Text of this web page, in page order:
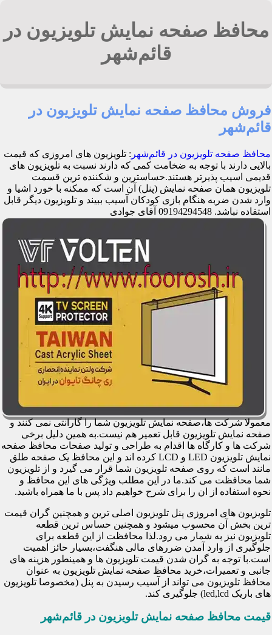
محافظ صفحه نمایش تلویزیون در
قائم‌شهر
فروش محافظ صفحه نمایش تلویزیون در
قائم‌شهر
محافظ صفحه تلویزیون در قائم‌شهر : تلویزیون های امروزی که قیمت
بالایی دارند با توجه به ضخامت کمی که دارند نسبت به تلویزیون های
قدیمی اسیب پذیرتر هستند.حساسترین و شکننده ترین قسمت
تلویزیون همان صفحه نمایش (پنل) آن است که ممکنه با خورد اشیا و
وارد شدن ضربه هنگام بازی کودکان آسیب ببیند و تلویزیون دیگر قابل
استفاده نباشد. 09194294548 آقای جوادی
معمولا شرکت ها،صفحه نمایش تلویزیون شما را گارانتی نمی کنند و
صفحه نمایش تلویزیون قابل تعمیر هم نیست.به همین دلیل برخی
شرکت ها و کارگاه ها اقدام به طراحی و تولید صفحات محافظ صفحه
نمایش تلویزیون LED و LCD کرده اند و این محافظ یک صفحه طلق
مانند است که روی صفحه تلویزیون شما قرار می گیرد و از تلویزیون
شما محافظت می کند.ما در این مطلب ویژگی های این محافظ و
نحوه استفاده از ان را برای شرح خواهیم داد پس با ما همراه باشید.
تلویزیون های امروزی پنل تلویزیون اصلی ترین و همچنین گران قیمت
ترین بخش آن محسوب میشود و همچنین حساس ترین قطعه
تلویزیون نیز به شمار می رود.لذا محافظت از این قطعه برای
جلوگیری از وارد آمدن ضررهای مالی هنگفت،بسیار حائز اهمیت
است.با توجه به گران شدن قیمت تلویزیون ها و همینطور هزینه های
جانبی و تعمیرات،خرید محافظ صفحه نمایش تلویزیون به عنوان
محافظ تلویزیون می تواند از آسیب رسیدن به پنل (مخصوصا تلویزیون
های باریک led,lcd) جلوگیری کند.
قیمت محافظ صفحه نمایش تلویزیون در قائم‌شهر